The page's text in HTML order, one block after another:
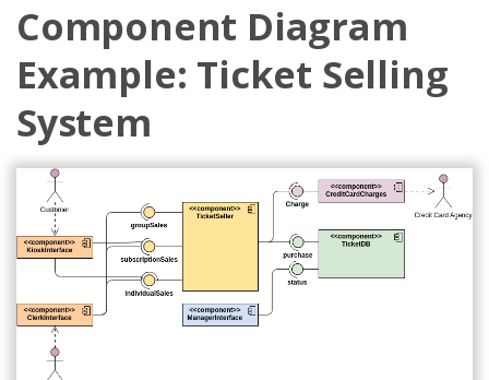
Component Diagram
Example: Ticket Selling
System